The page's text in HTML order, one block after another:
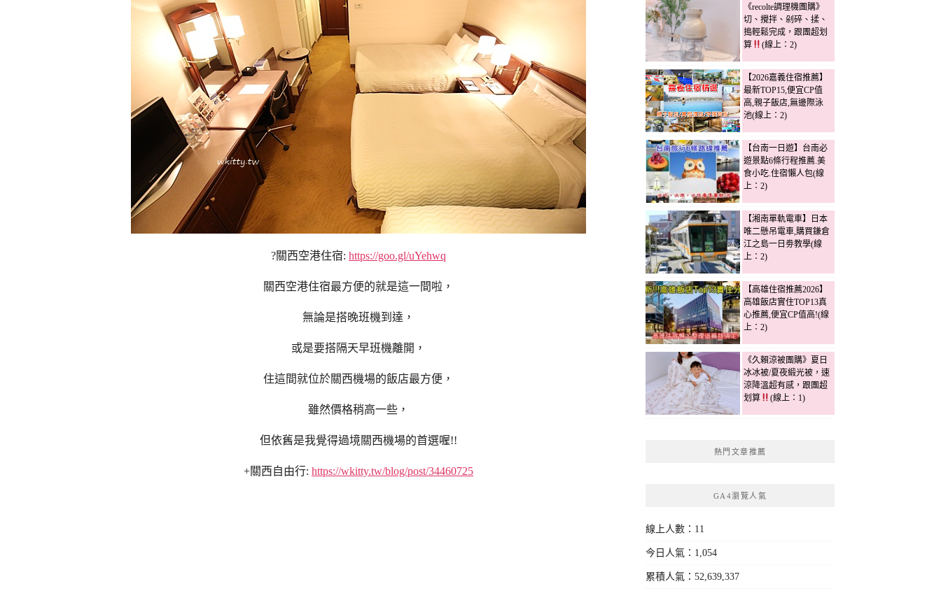
?關西空港住宿: https://goo.gl/uYehwq
關西空港住宿最方便的就是這一間啦，
無論是搭晚班機到達，
或是要搭隔天早班機離開，
住這間就位於關西機場的飯店最方便，
雖然價格稍高一些，
但依舊是我覺得過境關西機場的首選喔!!
+關西自由行: https://wkitty.tw/blog/post/34460725
《recolte調理機團購》
切、攪拌、剁碎、揉、
搗輕鬆完成，跟團超划
算
(線上：2)
【2026嘉義住宿推薦】
最新TOP15,便宜CP值
高,親子飯店,無邊際泳
池(線上：2)
【台南一日遊】台南必
遊景點6條行程推薦.美
食小吃.住宿懶人包(線
上：2)
【湘南單軌電車】日本
唯二懸吊電車,購買鎌倉
江之島一日劵教學(線
上：2)
【高雄住宿推薦2026】
高雄飯店實住TOP13真
心推薦,便宜CP值高!(線
上：2)
《久賴涼被團購》夏日
冰冰被/夏夜緞光被，速
涼降溫超有感，跟團超
划算
(線上：1)
熱門文章推薦
GA4瀏覽人氣
線上人數：11
今日人氣：1,054
累積人氣：52,639,337